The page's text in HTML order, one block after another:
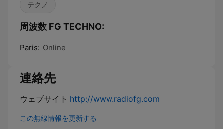
テクノ
周波数 FG TECHNO:
Paris: Online
連絡先
ウェブサイト http://www.radiofg.com
この無線情報を更新する